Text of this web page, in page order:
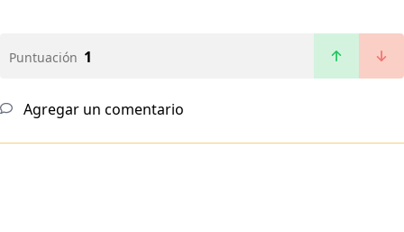
Puntuación 1
Agregar un comentario